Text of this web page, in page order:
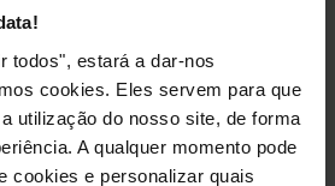
todos", estará a dar-nos
cookies. Eles servem para que
utilização do nosso site, de forma
A qualquer momento pode
cookies e personalizar quais
330 mm
150 mm
2,53 kg